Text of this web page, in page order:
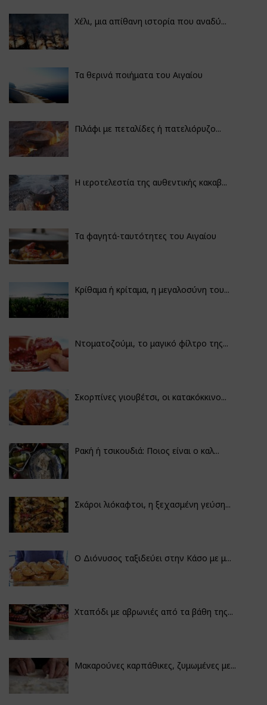
Χέλι, μια απίθανη ιστορία που αναδύ...
Τα θερινά ποιήματα του Αιγαίου
Πιλάφι με πεταλίδες ή πατελιόρυζο...
Η ιεροτελεστία της αυθεντικής κακαβ...
Τα φαγητά-ταυτότητες του Αιγαίου
Κρίθαμα ή κρίταμα, η μεγαλοσύνη του...
Ντοματοζούμι, το μαγικό φίλτρο της...
Σκορπίνες γιουβέτσι, οι κατακόκκινο...
Ρακή ή τσικουδιά: Ποιος είναι ο καλ...
Σκάροι λιόκαφτοι, η ξεχασμένη γεύση...
Ο Διόνυσος ταξιδεύει στην Κάσο με μ...
Χταπόδι με αβρωνιές από τα βάθη της...
Μακαρούνες καρπάθικες, ζυμωμένες με...